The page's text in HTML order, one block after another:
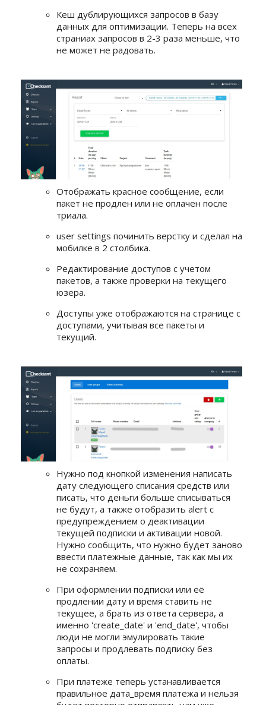
Кеш дублирующихся запросов в базу
данных для оптимизации. Теперь на всех
страниах запросов в 2-3 раза меньше, что
не может не радовать.
Отображать красное сообщение, если
пакет не продлен или не оплачен после
триала.
user settings починить верстку и сделал на
мобилке в 2 столбика.
Редактирование доступов с учетом
пакетов, а также проверки на текущего
юзера.
Доступы уже отображаются на странице с
доступами, учитывая все пакеты и
текущий.
Нужно под кнопкой изменения написать
дату следующего списания средств или
писать, что деньги больше списываться
не будут, а также отобразить alert с
предупреждением о деактивации
текущей подписки и активации новой.
Нужно сообщить, что нужно будет заново
ввести платежные данные, так как мы их
не сохраняем.
При оформлении подписки или её
продлении дату и время ставить не
текущее, а брать из ответа сервера, а
именно 'create_date' и 'end_date', чтобы
люди не могли эмулировать такие
запросы и продлевать подписку без
оплаты.
При платеже теперь устанавливается
правильное дата_время платежа и нельзя